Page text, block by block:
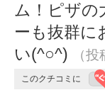
ム！ピザの
ーも抜群に
い(^○^)
（
このクチコミに